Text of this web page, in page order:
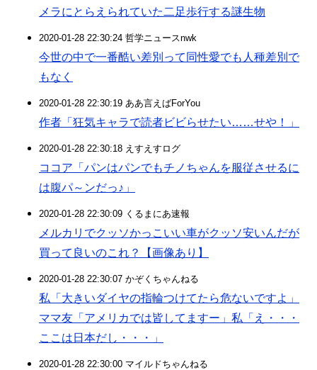
メラにとらえられていた二足歩行する謎生物
2020-01-28 22:30:24 哲学ニュースnwk
今世の中で一番酷い差別って同性愛でも人種差別で
もなく
2020-01-28 22:30:19 ああ言えばForYou
作者「狂気キャラで読者ビビらせたい……せや！」
2020-01-28 22:30:18 えすえすログ
ココア「パンはパンでもチノちゃんを服従させるに
は腹パ～ンだっ♪」
2020-01-28 22:30:09 くるまにあ速報
メルカリでクッソかっこいい車がクッソ安いんだが
買って良いのこれ？【画像あり】
2020-01-28 22:30:07 かぞくちゃんねる
私「大きいダイヤの指輪つけてたら危ないですよ」
ママ友「アメリカでは皆してますー」私「え・・・
ここは日本だし・・・」
2020-01-28 22:30:00 マイルドちゃんねる